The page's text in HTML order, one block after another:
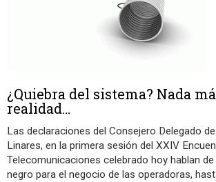
¿Quiebra del sistema? Nada
realidad…
Las declaraciones del Consejero Delegado
Linares, en la primera sesión del XXIV
Telecomunicaciones celebrado hoy hablan
negro para el negocio de las operadoras,